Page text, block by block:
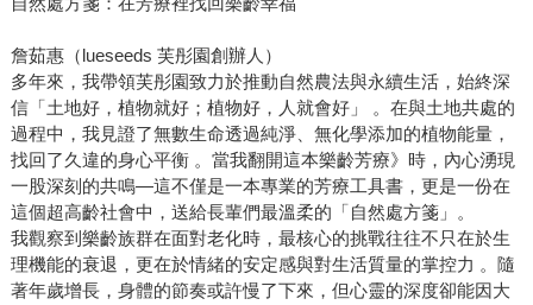
詹茹惠（lueseeds 芙彤園創辦人）
多年來，我帶領芙彤園致力於推動自然農法與永續生活，始終深
信「土地好，植物就好；植物好，人就會好」 。在與土地共處的
過程中，我見證了無數生命透過純淨、無化學添加的植物能量，
找回了久違的身心平衡 。當我翻開這本樂齡芳療》時，內心湧現
一股深刻的共鳴—這不僅是一本專業的芳療工具書，更是一份在
這個超高齡社會中，送給長輩們最溫柔的「自然處方箋」。
我觀察到樂齡族群在面對老化時，最核心的挑戰往往不只在於生
理機能的衰退，更在於情緒的安定感與對生活質量的掌控力 。隨
著年歲增長，身體的節奏或許慢了下來，但心靈的深度卻能因大